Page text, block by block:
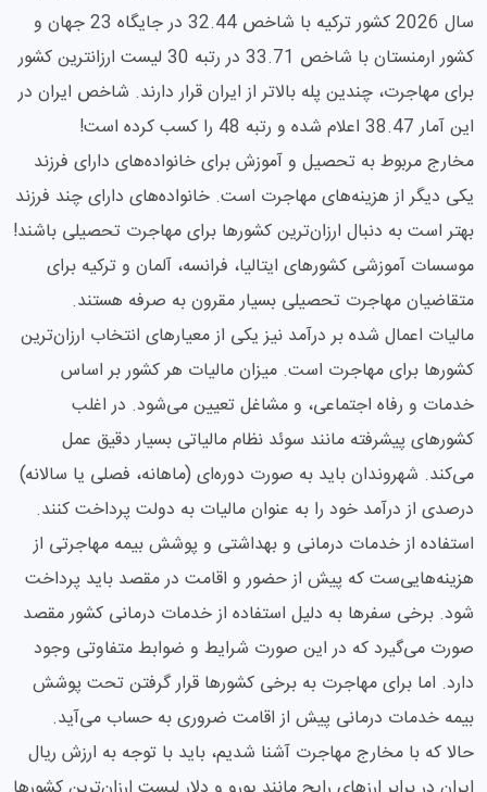
سال 2026 کشور ترکیه با شاخص 32.44 در جایگاه 23 جهان و
کشور ارمنستان با شاخص 33.71 در رتبه 30 لیست ارزانترین کشور
برای مهاجرت، چندین پله بالاتر از ایران قرار دارند. شاخص ایران در
این آمار 38.47 اعلام شده و رتبه 48 را کسب کرده است!
مخارج مربوط به تحصیل و آموزش برای خانواده‌های دارای فرزند
یکی دیگر از هزینه‌های مهاجرت است. خانواده‌های دارای چند فرزند
بهتر است به دنبال ارزان‌ترین کشورها برای مهاجرت تحصیلی باشند!
موسسات آموزشی کشورهای ایتالیا، فرانسه، آلمان و ترکیه برای
متقاضیان مهاجرت تحصیلی بسیار مقرون به صرفه هستند.
مالیات اعمال شده بر درآمد نیز یکی از معیارهای انتخاب ارزان‌ترین
کشورها برای مهاجرت است. میزان مالیات هر کشور بر اساس
خدمات و رفاه اجتماعی، و مشاغل تعیین می‌شود. در اغلب
کشورهای پیشرفته مانند سوئد نظام مالیاتی بسیار دقیق عمل
می‌کند. شهروندان باید به صورت دوره‌ای (ماهانه، فصلی یا سالانه)
درصدی از درآمد خود را به عنوان مالیات به دولت پرداخت کنند.
استفاده از خدمات درمانی و بهداشتی و پوشش بیمه مهاجرتی از
هزینه‌هایی‌ست که پیش از حضور و اقامت در مقصد باید پرداخت
شود. برخی سفرها به دلیل استفاده از خدمات درمانی کشور مقصد
صورت می‌گیرد که در این صورت شرایط و ضوابط متفاوتی وجود
دارد. اما برای مهاجرت به برخی کشورها قرار گرفتن تحت پوشش
بیمه خدمات درمانی پیش از اقامت ضروری به حساب می‌آید.
حالا که با مخارج مهاجرت آشنا شدیم، باید با توجه به ارزش ریال